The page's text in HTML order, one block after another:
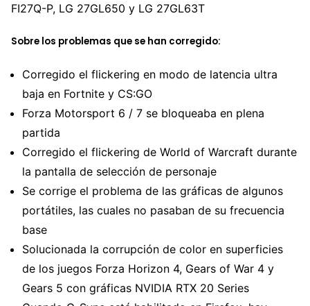
FI27Q-P, LG 27GL650 y LG 27GL63T
Sobre los problemas que se han corregido:
Corregido el flickering en modo de latencia ultra
baja en Fortnite y CS:GO
Forza Motorsport 6 / 7 se bloqueaba en plena
partida
Corregido el flickering de World of Warcraft durante
la pantalla de selección de personaje
Se corrige el problema de las gráficas de algunos
portátiles, las cuales no pasaban de su frecuencia
base
Solucionada la corrupción de color en superficies
de los juegos Forza Horizon 4, Gears of War 4 y
Gears 5 con gráficas NVIDIA RTX 20 Series